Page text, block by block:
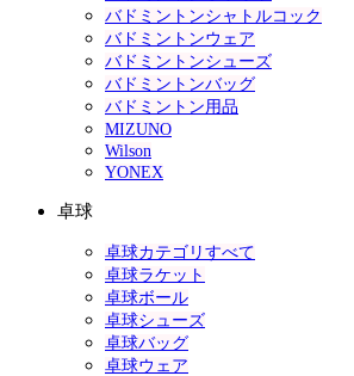
バドミントンシャトルコック
バドミントンウェア
バドミントンシューズ
バドミントンバッグ
バドミントン用品
MIZUNO
Wilson
YONEX
卓球
卓球カテゴリすべて
卓球ラケット
卓球ボール
卓球シューズ
卓球バッグ
卓球ウェア